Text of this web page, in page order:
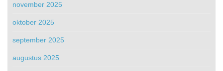
november 2025
oktober 2025
september 2025
augustus 2025